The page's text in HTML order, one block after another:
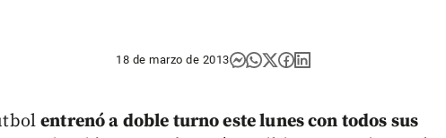
18 de marzo de 2013
entrenó a doble turno este lunes con todos sus